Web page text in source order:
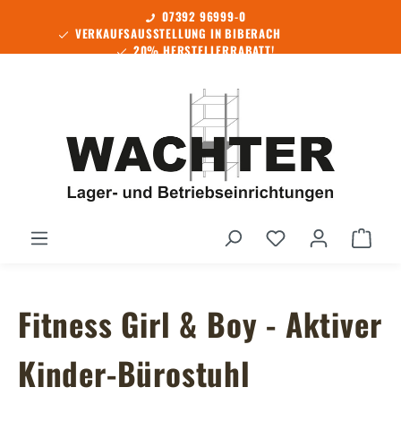
Zum Hauptinhalt springen07392 96999-0
VERKAUFSAUSSTELLUNG IN BIBERACH
20% HERSTELLERRABATT!
Du hast 0
Fitness Girl & Boy - Aktiver
Kinder-Bürostuhl